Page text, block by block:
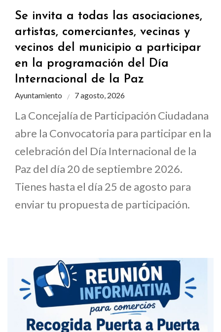
Se invita a todas las asociaciones,
artistas, comerciantes, vecinas y
vecinos del municipio a participar
en la programación del Día
Internacional de la Paz
Ayuntamiento 7 agosto, 2026
La Concejalía de Participación Ciudadana
abre la Convocatoria para participar en la
celebración del Día Internacional de la
Paz del día 20 de septiembre 2026.
Tienes hasta el día 25 de agosto para
enviar tu propuesta de participación.